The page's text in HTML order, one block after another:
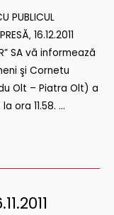
PUBLICUL
16.12.2011
SA vă informează
şi Cornetu
Olt – Piatra Olt) a
ora 11.58. …